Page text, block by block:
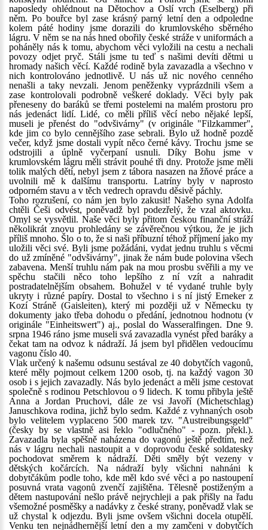
naposledy ohlédnout na Dětochov a Oslí vrch (Eselberg) při
něm. Po bouřce byl zase krásný parný letní den a odpoledne
kolem páté hodiny jsme dorazili do krumlovského sběrného
lágru. V něm se na nás hned obořily české stráže v uniformách a
poháněly nás k tomu, abychom věci vyložili na cestu a nechali
povozy odjet pryč. Stáli jsme tu teď s našimi devíti dětmi u
hromady našich věcí. Každé rodině byla zavazadla a všechno v
nich kontrolováno jednotlivě. U nás už nic nového cenného
nenašli a taky nevzali. Jenom peněženky vyprázdnili všem a
zase kontrolovali podrobně veškeré doklady. Věci byly pak
přeneseny do baráků se třemi postelemi na malém prostoru pro
nás jedenáct lidí. Lidé, co měli příliš věcí nebo nějaké lepší,
museli je přenést do "odvšivárny" (v originále "Filzkammer",
kde jim co bylo cennějšího zase sebrali. Bylo už hodně pozdě
večer, když jsme dostali vypít něco černé kávy. Trochu jsme se
odstrojili a úplně vyčerpaní usnuli. Díky Bohu jsme v
krumlovském lágru měli strávit pouhé tři dny. Protože jsme měli
tolik malých dětí, nebyl jsem z tábora nasazen na žňové práce a
uvolnili mě k dalšímu transportu. Latríny byly v naprosto
odporném stavu a v těch vedrech opravdu děsivě páchly.
Toho rozrušení, co nám jen bylo zakusit! Našeho syna Adolfa
chtěli Češi odvést, poněvadž byl podezřelý, že vzal aktovku.
Omyl se vysvětlil. Naše věci byly přitom českou finanční stráží
několikrát znovu prohledány se závěrečnou výtkou, že je jich
příliš mnoho. Šlo o to, že si naši příbuzní téhož příjmení jako my
uložili věci své. Byli jsme požádáni, vydat jednu truhlu s věcmi
do už zmíněné "odvšivárny", jinak že nám bude polovina všech
zabavena. Menší truhlu nám pak na mou prosbu svěřili a my ve
spěchu stačili něco toho lepšího z ní vzít a nahradit
postradatelnějším obsahem. Bohužel v té vydané truhle byly
ukryty i různé papíry. Dostal to všechno i s ní jistý Erneker z
Kozí Stráně (Gaisleiten), který mi později už v Německu ty
dokumenty jako třeba dohodu o předání, jednotnou hodnotu (v
originále "Einheitswert") aj., poslal do Wasseralfingen. Dne 9.
srpna 1946 ráno jsme museli svá zavazadla vynést před baráky a
čekat tam na odvoz k nádraží. Já jsem byl přidělen vedoucímu
vagonu číslo 40.
Vlak určený k našemu odsunu sestával ze 40 dobytčích vagonů,
které měly pojmout celkem 1200 osob, tj. na každý vagon 30
osob i s jejich zavazadly. Nás bylo jedenáct a měli jsme cestovat
společně s rodinou Petschlovou o 9 lidech. K tomu přibyla ještě
Anna a Jordan Pruchovi, dále ze vsi Javoří (Michetschlag)
Januschkova rodina, jichž bylo sedm. Každé z vyhnaných osob
bylo velitelem vyplaceno 500 marek tzv. "Austreibungsgeld"
(česky by se vlastně asi řeklo "odlučného" - pozn. překl.).
Zavazadla byla spěšně naházena do vagonů ještě předtím, než
nás v lágru nechali nastoupit a v doprovodu české soldatesky
pochodovat směrem k nádraží. Děti směly být vezeny v
dětských kočárcích. Na nádraží byly všichni nahnáni k
dobytčákům podle toho, kde měl kdo své věci a po nastoupení
posuvná vrata vagonů zvenčí zajištěna. Tělesně postiženým a
dětem nastupování nešlo právě nejrychleji a pak přišly na řadu
všemožné posměšky a nadávky z české strany, poněvadž vlak se
už chystal k odjezdu. Byli jsme ovšem všichni docela otupělí.
Venku ten nejnádhernější letní den a my zamčeni v dobytčích